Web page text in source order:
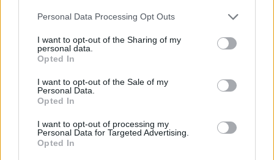
Personal Data Processing Opt Outs
I want to opt-out of the Sharing of my
personal data.
Opted In
I want to opt-out of the Sale of my
Personal Data.
Opted In
I want to opt-out of processing my
Personal Data for Targeted Advertising.
Opted In
Θέσεις Εργασίας ανά Ειδικότητα
Θέσεις Εργασίας ανά Εταιρεία
Κέντρο Βοήθειας
Υπηρεσίες υποψηφίων
Καταχώρηση Online Βιογραφικού